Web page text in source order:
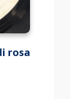
rosa